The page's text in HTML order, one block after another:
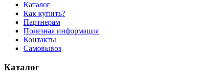
Каталог
Как купить?
Партнерам
Полезная информация
Контакты
Самовывоз
Каталог